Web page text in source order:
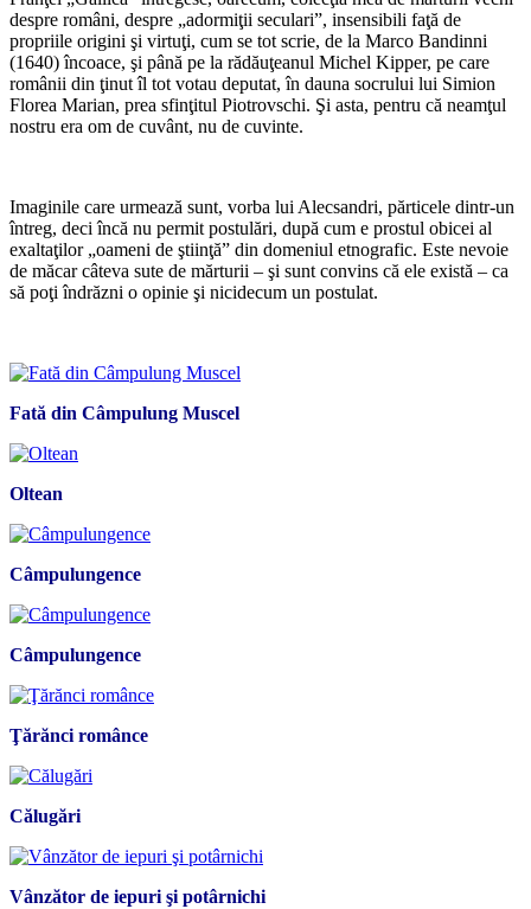
despre români, despre „adormiţii seculari”, insensibili faţă de
propriile origini şi virtuţi, cum se tot scrie, de la Marco Bandinni
(1640) încoace, şi până pe la rădăuţeanul Michel Kipper, pe care
românii din ţinut îl tot votau deputat, în dauna socrului lui Simion
Florea Marian, prea sfinţitul Piotrovschi. Şi asta, pentru că neamţul
nostru era om de cuvânt, nu de cuvinte.
Imaginile care urmează sunt, vorba lui Alecsandri, părticele dintr-un
întreg, deci încă nu permit postulări, după cum e prostul obicei al
exaltaţilor „oameni de ştiinţă” din domeniul etnografic. Este nevoie
de măcar câteva sute de mărturii – şi sunt convins că ele există – ca
să poţi îndrăzni o opinie şi nicidecum un postulat.
Fată din Câmpulung Muscel
Oltean
Câmpulungence
Câmpulungence
Ţărănci românce
Călugări
Vânzător de iepuri şi potârnichi